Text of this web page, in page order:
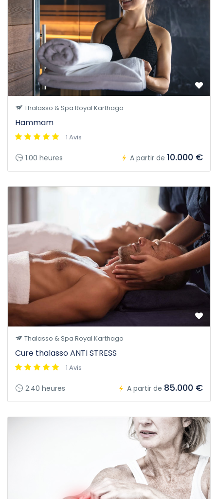
Thalasso & Spa Royal Karthago
Hammam
1 Avis
1.00 heures A partir de 10.000 €
Thalasso & Spa Royal Karthago
Cure thalasso ANTI STRESS
1 Avis
2.40 heures A partir de 85.000 €